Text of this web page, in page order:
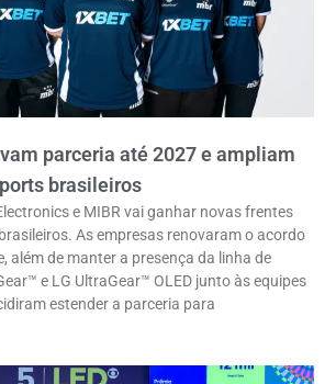
parceria até 2027 e ampliam
brasileiros
e MIBR vai ganhar novas frentes
As empresas renovaram o acordo
além de manter a presença da linha de
e LG UltraGear™ OLED junto às equipes
estender a parceria para